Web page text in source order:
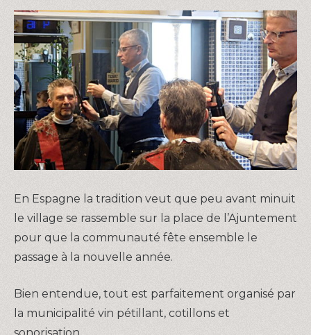
En Espagne la tradition veut que peu avant minuit
le village se rassemble sur la place de l’Ajuntement
pour que la communauté fête ensemble le
passage à la nouvelle année.
Bien entendue, tout est parfaitement organisé par
la municipalité vin pétillant, cotillons et